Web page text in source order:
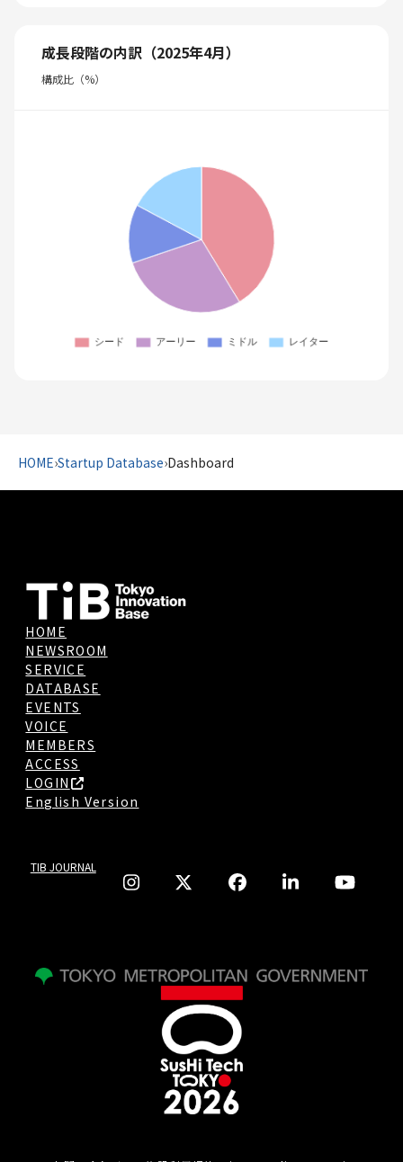
成長段階の内訳（2025年4月）
構成比（%）
HOME›Startup Database›Dashboard
HOME
NEWSROOM
SERVICE
DATABASE
EVENTS
VOICE
MEMBERS
ACCESS
LOGIN
English Version
TIB JOURNAL